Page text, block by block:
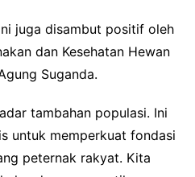
juga disambut positif oleh
dan Kesehatan Hewan
Suganda.
tambahan populasi. Ini
untuk memperkuat fondasi
peternak rakyat. Kita